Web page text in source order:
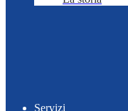
Servizi